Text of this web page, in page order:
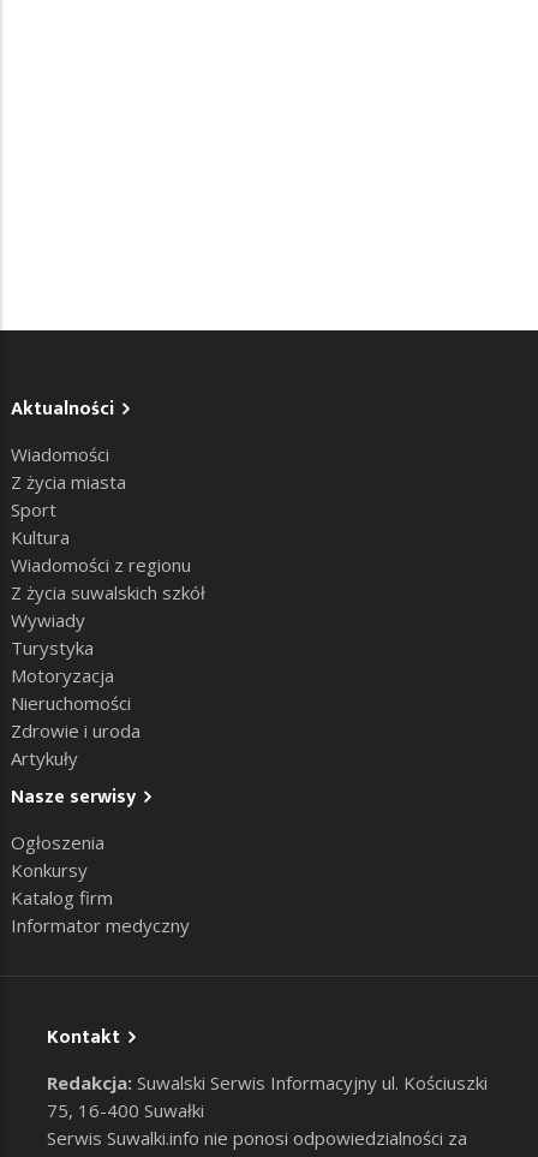
Aktualności
Wiadomości
Z życia miasta
Sport
Kultura
Wiadomości z regionu
Z życia suwalskich szkół
Wywiady
Turystyka
Motoryzacja
Nieruchomości
Zdrowie i uroda
Artykuły
Nasze serwisy
Ogłoszenia
Konkursy
Katalog firm
Informator medyczny
Kontakt
Redakcja: Suwalski Serwis Informacyjny ul. Kościuszki
75, 16-400 Suwałki
Serwis Suwalki.info nie ponosi odpowiedzialności za